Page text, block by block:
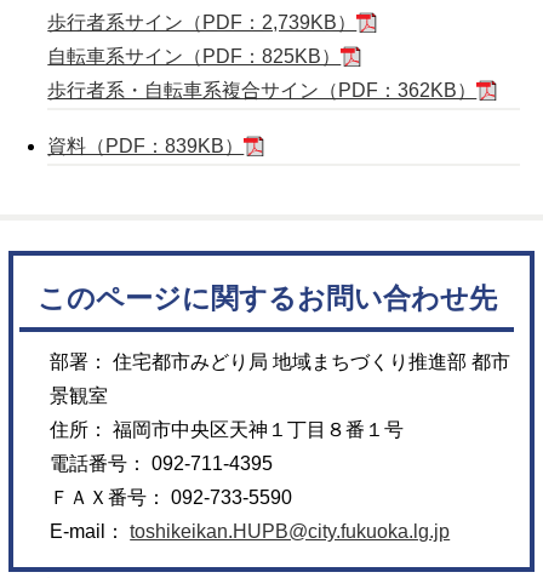
歩行者系サイン（PDF：2,739KB）
自転車系サイン（PDF：825KB）
歩行者系・自転車系複合サイン（PDF：362KB）
資料（PDF：839KB）
このページに関するお問い合わせ先
部署： 住宅都市みどり局 地域まちづくり推進部 都市
景観室
住所： 福岡市中央区天神１丁目８番１号
電話番号： 092-711-4395
ＦＡＸ番号： 092-733-5590
E-mail：toshikeikan.HUPB@city.fukuoka.lg.jp